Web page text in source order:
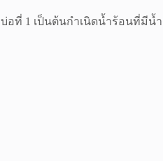
ที่ 1 เป็นต้นกำเนิดน้ำร้อนที่มี